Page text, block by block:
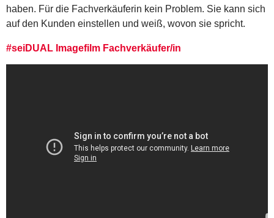
haben. Für die Fachverkäuferin kein Problem. Sie kann sich
auf den Kunden einstellen und weiß, wovon sie spricht.
#seiDUAL Imagefilm Fachverkäufer/in